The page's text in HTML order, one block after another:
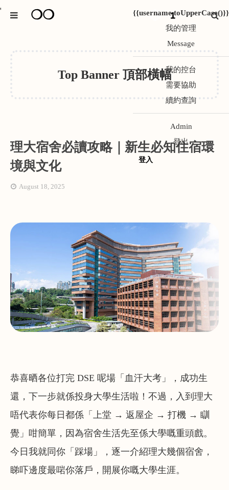
❍❍
{{username.toUpperCase()}}
我的管理
Message
我的控台
需要協助
續約查詢
Admin
登出
登入
1
Top Banner 頂部橫幅
理大宿舍必讀攻略｜新生必知住宿環
境與文化
August 18, 2025
恭喜晒各位打完 DSE 呢場「血汗大考」，成功生
還，下一步就係投身大學生活啦！不過，入到理大
唔代表你每日都係「上堂 → 返屋企 → 打機 → 瞓
覺」咁簡單，因為宿舍生活先至係大學嘅重頭戲。
今日我就同你「踩場」，逐一介紹理大幾個宿舍，
睇吓邊度最啱你落戶，開展你嘅大學生涯。